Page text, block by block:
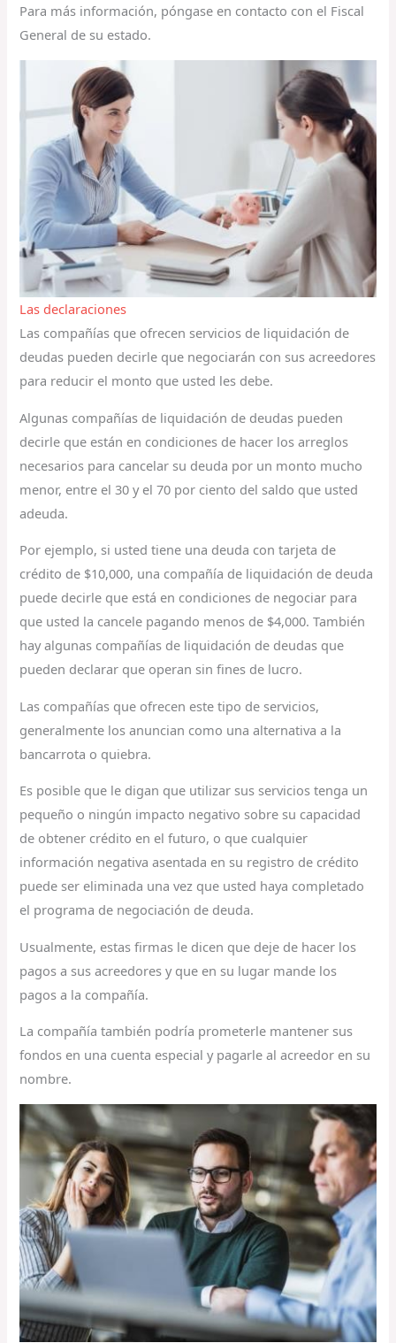
Para más información, póngase en contacto con el Fiscal
General de su estado.
Las declaraciones
Las compañías que ofrecen servicios de liquidación de
deudas pueden decirle que negociarán con sus acreedores
para reducir el monto que usted les debe.
Algunas compañías de liquidación de deudas pueden
decirle que están en condiciones de hacer los arreglos
necesarios para cancelar su deuda por un monto mucho
menor, entre el 30 y el 70 por ciento del saldo que usted
adeuda.
Por ejemplo, si usted tiene una deuda con tarjeta de
crédito de $10,000, una compañía de liquidación de deuda
puede decirle que está en condiciones de negociar para
que usted la cancele pagando menos de $4,000. También
hay algunas compañías de liquidación de deudas que
pueden declarar que operan sin fines de lucro.
Las compañías que ofrecen este tipo de servicios,
generalmente los anuncian como una alternativa a la
bancarrota o quiebra.
Es posible que le digan que utilizar sus servicios tenga un
pequeño o ningún impacto negativo sobre su capacidad
de obtener crédito en el futuro, o que cualquier
información negativa asentada en su registro de crédito
puede ser eliminada una vez que usted haya completado
el programa de negociación de deuda.
Usualmente, estas firmas le dicen que deje de hacer los
pagos a sus acreedores y que en su lugar mande los
pagos a la compañía.
La compañía también podría prometerle mantener sus
fondos en una cuenta especial y pagarle al acreedor en su
nombre.